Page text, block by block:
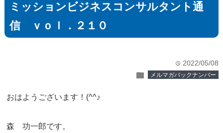
ミッションビジネスコンサルタント通
信 ｖｏｌ．２１０
time 2022/05/08
folder メルマガバックナンバー
おはようございます！(^^♪
森 功一郎です。